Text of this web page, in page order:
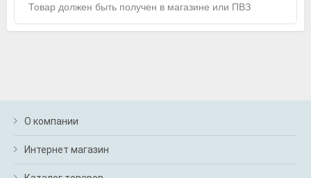
Товар должен быть получен в магазине или ПВЗ
О компании
Интернет магазин